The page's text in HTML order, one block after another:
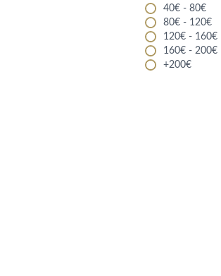
40€ - 80€
80€ - 120€
120€ - 160€
160€ - 200€
+200€